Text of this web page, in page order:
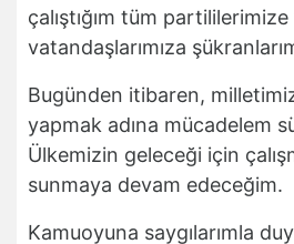
çalıştığım tüm partililerimize
vatandaşlarımıza
Bugünden itibaren,
yapmak adına mücadelem
Ülkemizin geleceği için
sunmaya devam edeceğim.
Kamuoyuna saygılarımla